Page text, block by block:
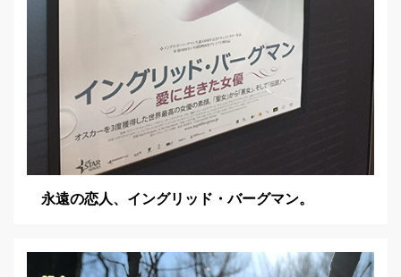
永遠の恋人、イングリッド・バーグマン。